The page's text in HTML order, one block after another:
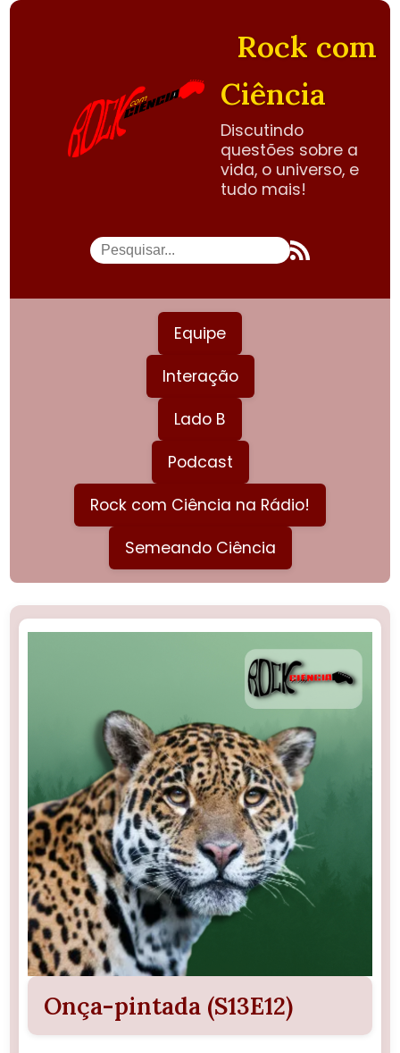
Rock com
Ciência
Discutindo
questões sobre a
vida, o universo, e
tudo mais!
Equipe
Interação
Lado B
Podcast
Rock com Ciência na Rádio!
Semeando Ciência
Onça-pintada (S13E12)